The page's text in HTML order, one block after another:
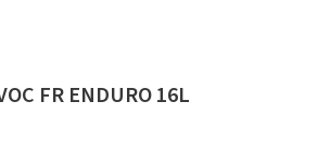
FR ENDURO 16L